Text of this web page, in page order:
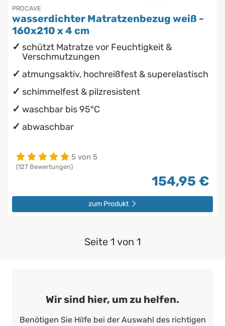
PROCAVE
wasserdichter Matratzenbezug weiß -
160x210 x 4 cm
schützt Matratze vor Feuchtigkeit &
Verschmutzungen
atmungsaktiv, hochreißfest & superelastisch
schimmelfest & pilzresistent
waschbar bis 95°C
abwaschbar
5 von 5
(127 Bewertungen)
154,95 €
zum Produkt
Seite 1 von 1
Wir sind hier, um zu helfen.
Benötigen Sie Hilfe bei der Auswahl des richtigen